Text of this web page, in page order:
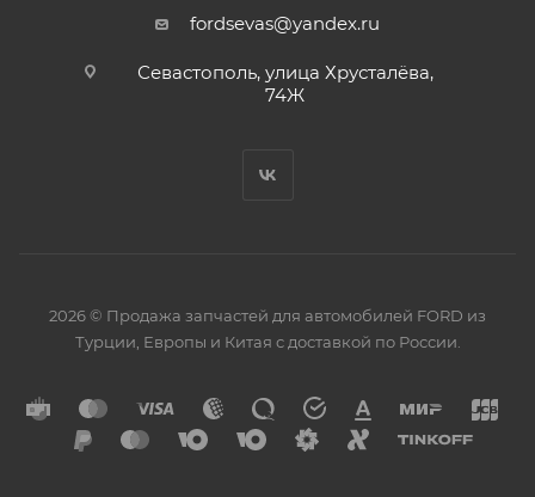
fordsevas@yandex.ru
Севастополь, улица Хрусталёва,
74Ж
2026 © Продажа запчастей для автомобилей FORD из
Турции, Европы и Китая с доставкой по России.